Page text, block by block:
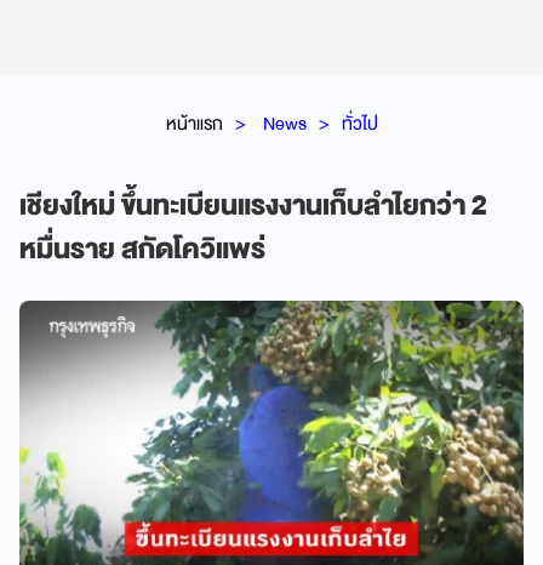
หน้าแรก News ทั่วไป
เชียงใหม่ ขึ้นทะเบียนแรงงานเก็บลำไยกว่า 2
หมื่นราย สกัดโควิแพร่